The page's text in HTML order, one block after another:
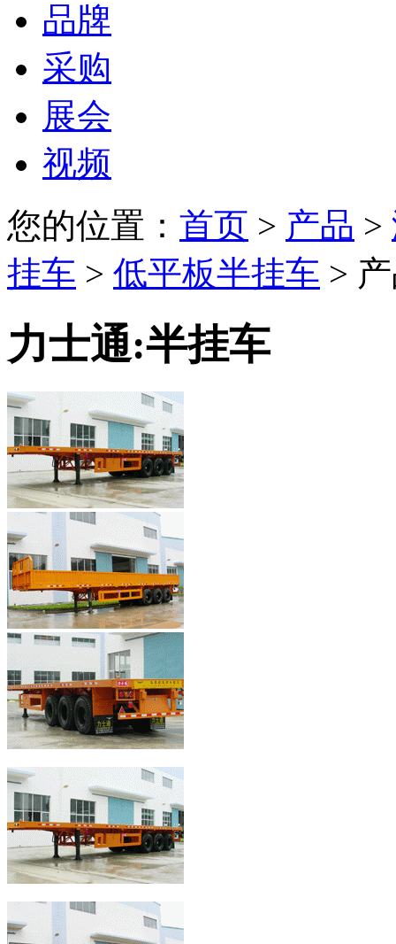
品牌
采购
展会
视频
您的位置： 首页 > 产品 >
挂车 > 低平板半挂车 >
力士通:半挂车